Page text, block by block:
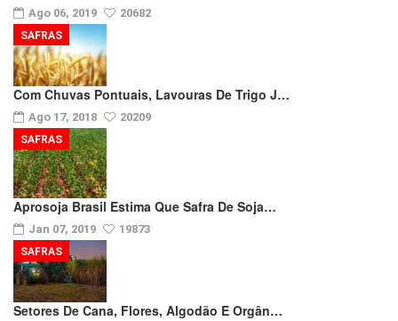
Ago 06, 2019 20682
Com Chuvas Pontuais, Lavouras De Trigo J…
Ago 17, 2018 20209
SAFRAS
Aprosoja Brasil Estima Que Safra De Soja…
Jan 07, 2019 19873
SAFRAS
Setores De Cana, Flores, Algodão E Orgân…
SAFRAS